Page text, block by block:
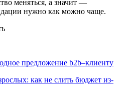
меняться, а значит —
нужно как можно чаще.
предложение b2b–клиенту
как не слить бюджет из-